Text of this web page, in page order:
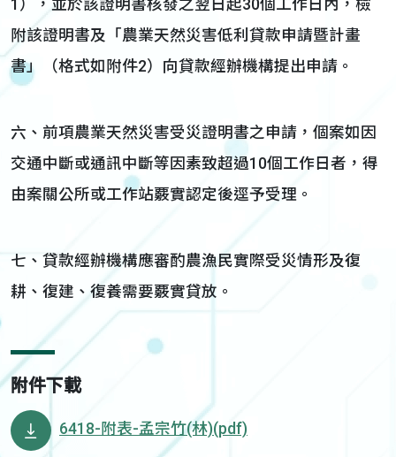
1），並於該證明書核發之翌日起30個工作日內，檢
附該證明書及「農業天然災害低利貸款申請暨計畫
書」（格式如附件2）向貸款經辦機構提出申請。
六、前項農業天然災害受災證明書之申請，個案如因
交通中斷或通訊中斷等因素致超過10個工作日者，得
由案關公所或工作站覈實認定後逕予受理。
七、貸款經辦機構應審酌農漁民實際受災情形及復
耕、復建、復養需要覈實貸放。
附件下載
6418-附表-孟宗竹(林)(pdf)